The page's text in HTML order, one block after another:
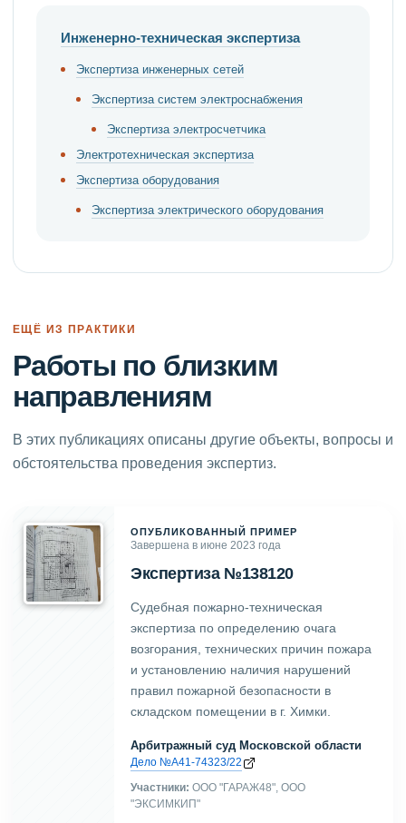
Инженерно-техническая экспертиза
Экспертиза инженерных сетей
Экспертиза систем электроснабжения
Экспертиза электросчетчика
Электротехническая экспертиза
Экспертиза оборудования
Экспертиза электрического оборудования
ЕЩЁ ИЗ ПРАКТИКИ
Работы по близким
направлениям
В этих публикациях описаны другие объекты, вопросы и
обстоятельства проведения экспертиз.
ОПУБЛИКОВАННЫЙ ПРИМЕР
Завершена в июне 2023 года
Экспертиза №138120
Судебная пожарно-техническая
экспертиза по определению очага
возгорания, технических причин пожара
и установлению наличия нарушений
правил пожарной безопасности в
складском помещении в г. Химки.
Арбитражный суд Московской области
Дело №А41-74323/22
Участники: ООО "ГАРАЖ48", ООО
"ЭКСИМКИП"